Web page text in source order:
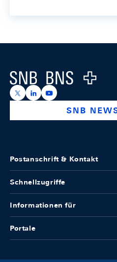
Logo
https://x.com/snb_bns
https://https://
SNB
Postanschrift & Kontakt
Schnellzugriffe
Informationen für
Portale